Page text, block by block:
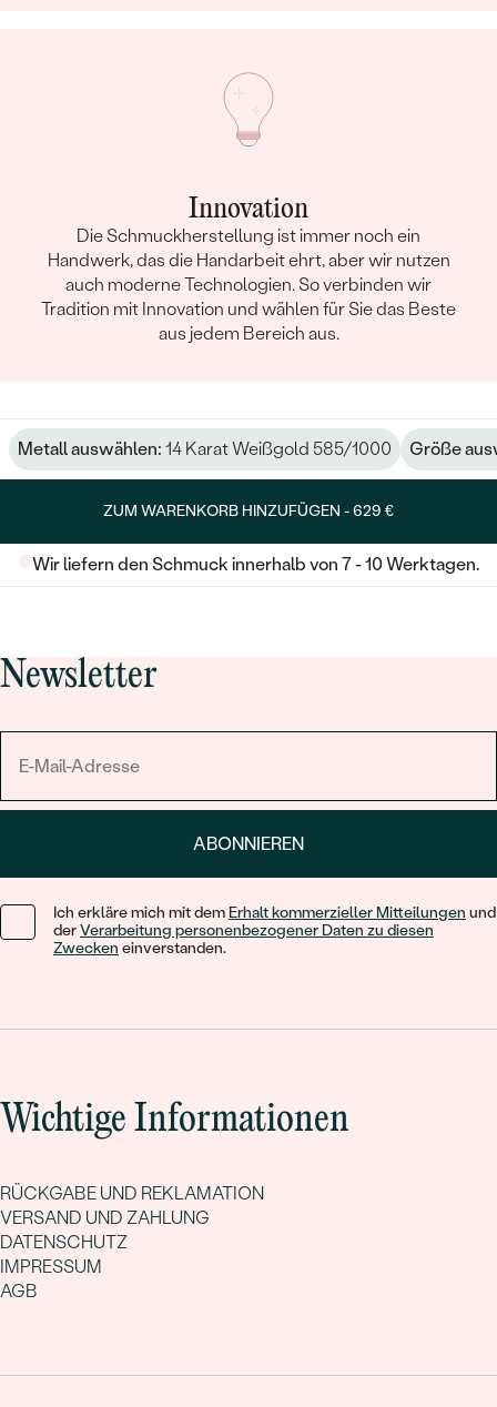
Innovation
Die Schmuckherstellung ist immer noch ein
Handwerk, das die Handarbeit ehrt, aber wir nutzen
auch moderne Technologien. So verbinden wir
Tradition mit Innovation und wählen für Sie das Beste
aus jedem Bereich aus.
Metall auswählen: 14 Karat Weißgold 585/1000 Größe
ZUM WARENKORB HINZUFÜGEN -629 €
Wir liefern den Schmuck innerhalb von 7 - 10 Werktagen.
Newsletter
ABONNIEREN
Ich erkläre mich mit dem Erhalt kommerzieller Mitteilungen und
derVerarbeitung personenbezogener Daten zu diesen
Zwecken einverstanden.
Wichtige Informationen
RÜCKGABE UND REKLAMATION
VERSAND UND ZAHLUNG
DATENSCHUTZ
IMPRESSUM
AGB